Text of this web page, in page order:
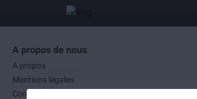
A propos de nous
A propos
Mentions légales
Conditions générales de ventes